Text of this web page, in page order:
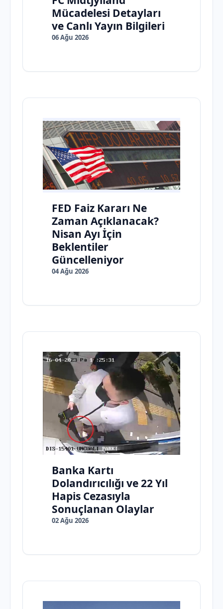
Mücadelesi Detayları
ve Canlı Yayın Bilgileri
06 Ağu 2026
FED Faiz Kararı Ne
Zaman Açıklanacak?
Nisan Ayı İçin
Beklentiler
Güncelleniyor
04 Ağu 2026
Banka Kartı
Dolandırıcılığı ve 22 Yıl
Hapis Cezasıyla
Sonuçlanan Olaylar
02 Ağu 2026